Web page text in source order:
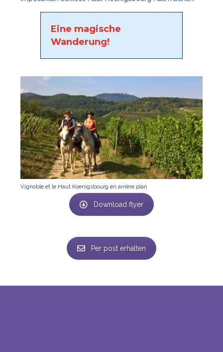
Eine magische
Wanderung!
Vignoble et le Haut Koenigsbourg en arrière plan
Download flyer
Per post erhalten